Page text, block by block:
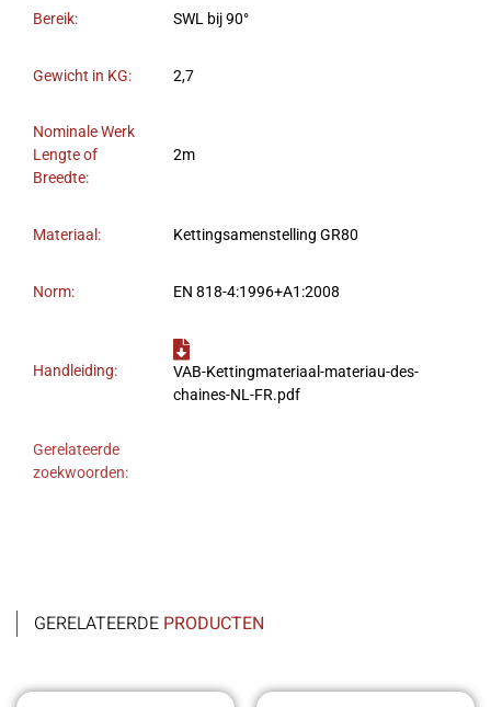
Bereik: SWL bij 90°
Gewicht in KG: 2,7
Nominale Werk
Lengte of
Breedte:
2m
Materiaal: Kettingsamenstelling GR80
Norm: EN 818-4:1996+A1:2008
Handleiding:
VAB-Kettingmateriaal-materiau-des-
chaines-NL-FR.pdf
Gerelateerde
zoekwoorden:
GERELATEERDE PRODUCTEN